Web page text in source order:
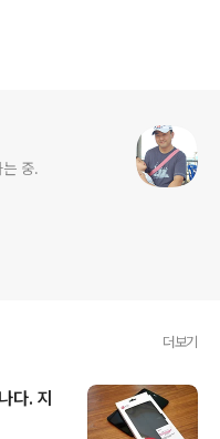
중.
더보기
다. 지